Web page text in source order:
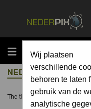
MENU
Wij plaatsen
verschillende
behoren te laten
gebruik van de
analytische
NEDERPIX.NL
The time now is Sat 08 Aug